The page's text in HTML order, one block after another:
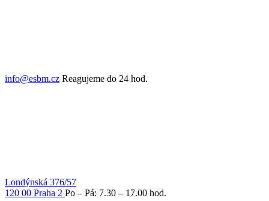
info@esbm.cz Reagujeme do 24 hod.
Londýnská 376/57
120 00 Praha 2 Po – Pá: 7.30 – 17.00 hod.